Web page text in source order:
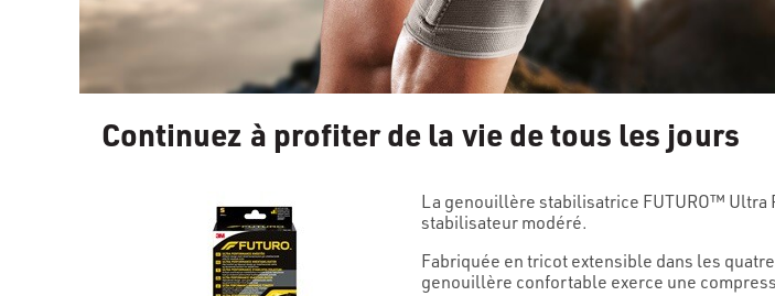
Continuez à profiter de la vie de tous les jours
La genouillère stabilisatrice FUTURO™
stabilisateur modéré.
Fabriquée en tricot extensible dans les
genouillère confortable exerce une